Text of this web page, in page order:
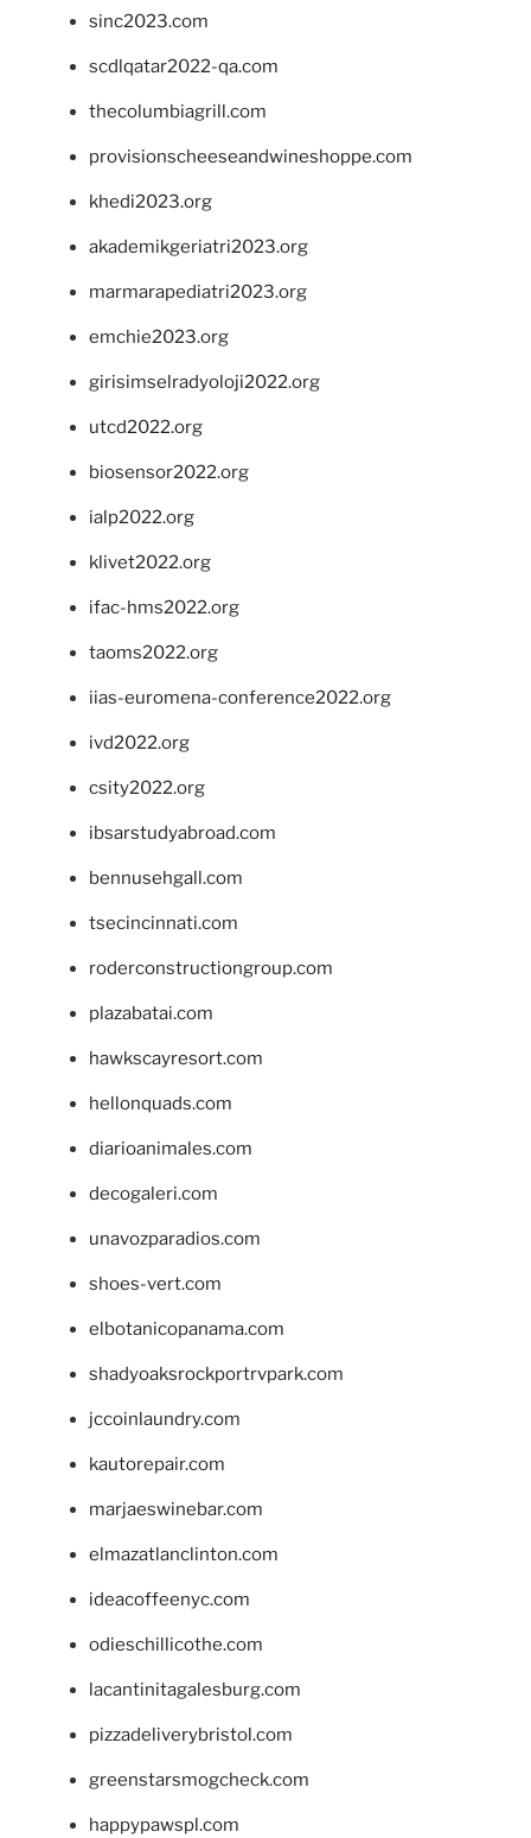
sinc2023.com
scdlqatar2022-qa.com
thecolumbiagrill.com
provisionscheeseandwineshoppe.com
khedi2023.org
akademikgeriatri2023.org
marmarapediatri2023.org
emchie2023.org
girisimselradyoloji2022.org
utcd2022.org
biosensor2022.org
ialp2022.org
klivet2022.org
ifac-hms2022.org
taoms2022.org
iias-euromena-conference2022.org
ivd2022.org
csity2022.org
ibsarstudyabroad.com
bennusehgall.com
tsecincinnati.com
roderconstructiongroup.com
plazabatai.com
hawkscayresort.com
hellonquads.com
diarioanimales.com
decogaleri.com
unavozparadios.com
shoes-vert.com
elbotanicopanama.com
shadyoaksrockportrvpark.com
jccoinlaundry.com
kautorepair.com
marjaeswinebar.com
elmazatlanclinton.com
ideacoffeenyc.com
odieschillicothe.com
lacantinitagalesburg.com
pizzadeliverybristol.com
greenstarsmogcheck.com
happypawspl.com